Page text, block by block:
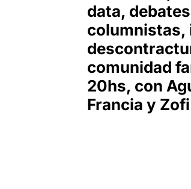
data,
columnistas,
comunidad
20hs, con
Francia y